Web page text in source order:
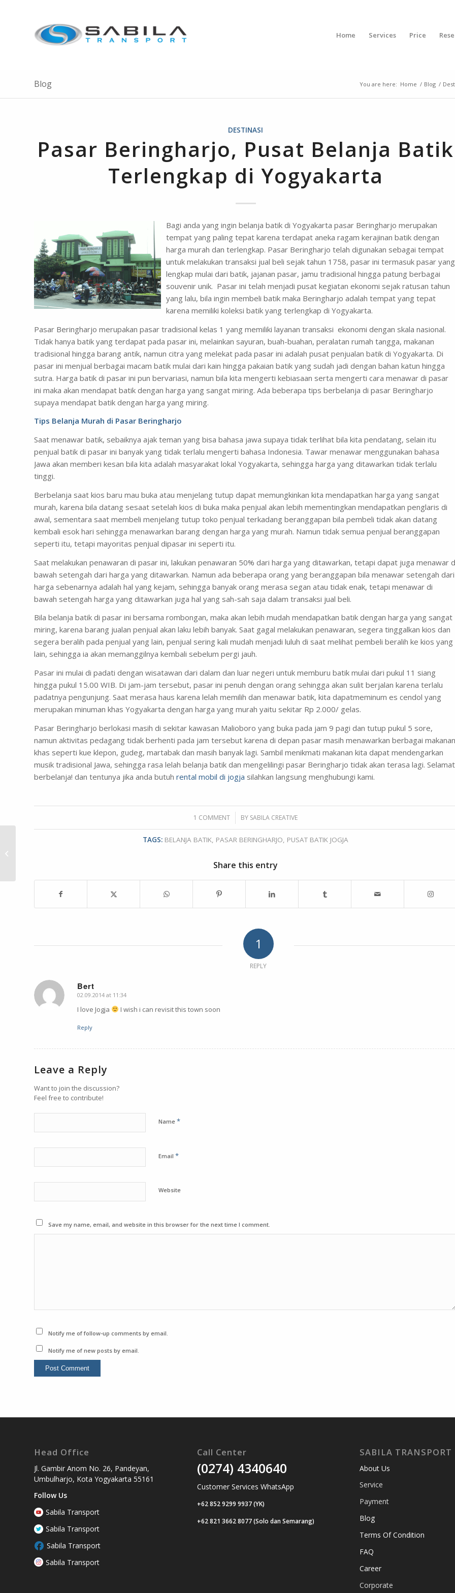
Home Services Price
Blog You are here: Home / Blog /
DESTINASI
Pasar Beringharjo, Pusat Belanja Batik
Terlengkap di Yogyakarta
Bagi anda yang ingin belanja batik di Yogyakarta pasar Beringharjo merupakan
tempat yang paling tepat karena terdapat aneka ragam kerajinan batik dengan
harga murah dan terlengkap. Pasar Beringharjo telah digunakan sebagai tempat
untuk melakukan transaksi jual beli sejak tahun 1758, pasar ini termasuk pasar yang
lengkap mulai dari batik, jajanan pasar, jamu tradisional hingga patung berbagai
souvenir unik. Pasar ini telah menjadi pusat kegiatan ekonomi sejak ratusan tahun
yang lalu, bila ingin membeli batik maka Beringharjo adalah tempat yang tepat
karena memiliki koleksi batik yang terlengkap di Yogyakarta.
Pasar Beringharjo merupakan pasar tradisional kelas 1 yang memiliki layanan transaksi ekonomi dengan skala nasional.
Tidak hanya batik yang terdapat pada pasar ini, melainkan sayuran, buah-buahan, peralatan rumah tangga, makanan
tradisional hingga barang antik, namun citra yang melekat pada pasar ini adalah pusat penjualan batik di Yogyakarta. Di
pasar ini menjual berbagai macam batik mulai dari kain hingga pakaian batik yang sudah jadi dengan bahan katun hingga
sutra. Harga batik di pasar ini pun bervariasi, namun bila kita mengerti kebiasaan serta mengerti cara menawar di pasar
ini maka akan mendapat batik dengan harga yang sangat miring. Ada beberapa tips berbelanja di pasar Beringharjo
supaya mendapat batik dengan harga yang miring.
Tips Belanja Murah di Pasar Beringharjo
Saat menawar batik, sebaiknya ajak teman yang bisa bahasa jawa supaya tidak terlihat bila kita pendatang, selain itu
penjual batik di pasar ini banyak yang tidak terlalu mengerti bahasa Indonesia. Tawar menawar menggunakan bahasa
Jawa akan memberi kesan bila kita adalah masyarakat lokal Yogyakarta, sehingga harga yang ditawarkan tidak terlalu
tinggi.
Berbelanja saat kios baru mau buka atau menjelang tutup dapat memungkinkan kita mendapatkan harga yang sangat
murah, karena bila datang sesaat setelah kios di buka maka penjual akan lebih mementingkan mendapatkan penglaris di
awal, sementara saat membeli menjelang tutup toko penjual terkadang beranggapan bila pembeli tidak akan datang
kembali esok hari sehingga menawarkan barang dengan harga yang murah. Namun tidak semua penjual beranggapan
seperti itu, tetapi mayoritas penjual dipasar ini seperti itu.
Saat melakukan penawaran di pasar ini, lakukan penawaran 50% dari harga yang ditawarkan, tetapi dapat juga menawar
bawah setengah dari harga yang ditawarkan. Namun ada beberapa orang yang beranggapan bila menawar setengah dari
harga sebenarnya adalah hal yang kejam, sehingga banyak orang merasa segan atau tidak enak, tetapi menawar di
bawah setengah harga yang ditawarkan juga hal yang sah-sah saja dalam transaksi jual beli.
Bila belanja batik di pasar ini bersama rombongan, maka akan lebih mudah mendapatkan batik dengan harga yang sangat
miring, karena barang jualan penjual akan laku lebih banyak. Saat gagal melakukan penawaran, segera tinggalkan kios dan
segera beralih pada penjual yang lain, penjual sering kali mudah menjadi luluh di saat melihat pembeli beralih ke kios yang
lain, sehingga ia akan memanggilnya kembali sebelum pergi jauh.
Pasar ini mulai di padati dengan wisatawan dari dalam dan luar negeri untuk memburu batik mulai dari pukul 11 siang
hingga pukul 15.00 WIB. Di jam-jam tersebut, pasar ini penuh dengan orang sehingga akan sulit berjalan karena terlalu
padatnya pengunjung. Saat merasa haus karena lelah memilih dan menawar batik, kita dapatmeminum es cendol yang
merupakan minuman khas Yogyakarta dengan harga yang murah yaitu sekitar Rp 2.000/ gelas.
Pasar Beringharjo berlokasi masih di sekitar kawasan Malioboro yang buka pada jam 9 pagi dan tutup pukul 5 sore,
namun aktivitas pedagang tidak berhenti pada jam tersebut karena di depan pasar masih menawarkan berbagai makanan
khas seperti kue klepon, gudeg, martabak dan masih banyak lagi. Sambil menikmati makanan kita dapat mendengarkan
musik tradisional Jawa, sehingga rasa lelah belanja batik dan mengelilingi pasar Beringharjo tidak akan terasa lagi. Selamat
berbelanja! dan tentunya jika anda butuh rental mobil di jogja silahkan langsung menghubungi kami.
1 COMMENT
/ BY SABILA CREATIVE
TAGS: BELANJA BATIK PASAR BERINGHARJO PUSAT BATIK JOGJA
Share this entry
1
REPLY
Bert
says:
02.09.2014 at 11:34
I love Jogja I wish i can revisit this town soon
Reply
Leave a Reply
Want to join the discussion?
Feel free to contribute!
Name *
Email *
Website
Save my name, email, and website in this browser for the next time I comment.
Notify me of follow-up comments by email.
Notify me of new posts by email.
Head Office
Jl. Gambir Anom No. 26, Pandeyan,
Umbulharjo, Kota Yogyakarta 55161
Follow Us
Sabila Transport
Sabila Transport
Sabila Transport
Sabila Transport
Call Center
(0274) 4340640
Customer Services WhatsApp
+62 852 9299 9937 (YK)
+62 821 3662 8077 (Solo dan Semarang)
SABILA TRANSPORT
About Us
Service
Payment
Blog
Terms Of Condition
FAQ
Career
Corporate